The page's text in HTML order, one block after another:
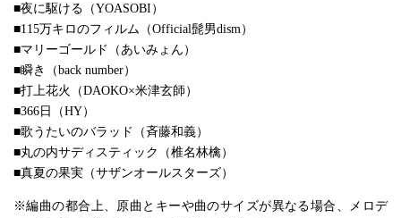
■夜に駆ける（YOASOBI）
■115万キロのフィルム（Official髭男dism）
■マリーゴールド（あいみょん）
■瞬き（back number）
■打上花火（DAOKO×米津玄師）
■366日（HY）
■歌うたいのバラッド（斉藤和義）
■丸の内サディスティック（椎名林檎）
■真夏の果実（サザンオールスターズ）
※編曲の都合上、原曲とキーや曲のサイズが異なる場合、メロデ